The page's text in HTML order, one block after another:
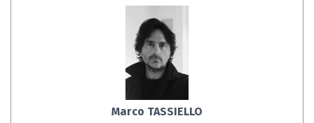
Marco TASSIELLO